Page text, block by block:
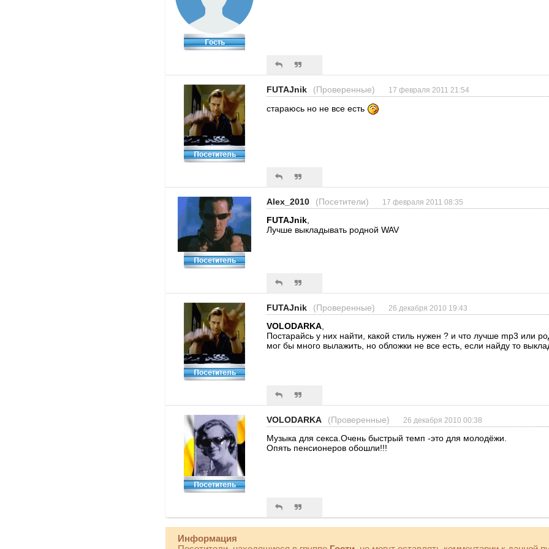
FUTAJnik (Проверенные) 17 февраля 2011 21:54
стараюсь но не все есть
Alex_2010 (Посетители) 17 февраля 2011 08:35
FUTAJnik,
Лучше выкладывать родной WAV
FUTAJnik (Проверенные) 26 декабря 2010 19:43
VOLODARKA,
Постарайсь у них найти, какой стиль нужен ? и что лучше mp3 или
мог бы много вылажить, но обложки не все есть, если найду то
VOLODARKA (Проверенные) 26 декабря 2010 00:38
Музыка для секса.Очень быстрый темп -это для молодёжи.
Опять пенсионеров обошли!!!
Информация